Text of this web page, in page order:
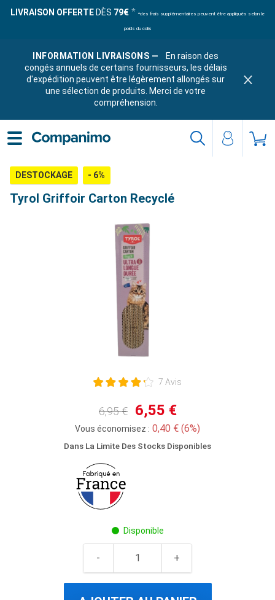
LIVRAISON OFFERTE DÈS 79€ *des frais supplémentaires peuvent être appliqués selon le
poids du colis
INFORMATION LIVRAISONS —
En raison des
congés annuels de certains fournisseurs, les délais
d'expédition peuvent être légèrement allongés sur
une sélection de produits. Merci de votre
compréhension.
DESTOCKAGE - 6%
Tyrol Griffoir Carton Recyclé
7 Avis
6,95 € 6,55 €
Vous économisez : 0,40 € (6%)
Dans La Limite Des Stocks Disponibles
Disponible